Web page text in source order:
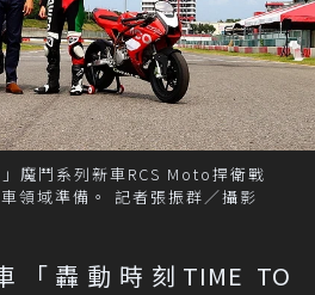
魔鬥系列新車RCS Moto捍衛戰
領域準備。 記者張振群／攝影
「轟動時刻TIME TO